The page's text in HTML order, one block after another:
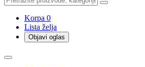
Korpa 0
Lista želja
Objavi oglas